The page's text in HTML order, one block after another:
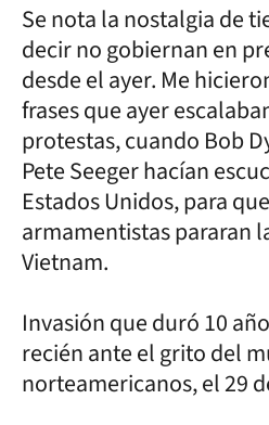
Se nota la nostalgia de
decir no gobiernan en
desde el ayer. Me
frases que ayer
protestas, cuando Bob
Pete Seeger hacían
Estados Unidos, para
armamentistas pararan
Vietnam.
Invasión que duró 10
recién ante el grito del
norteamericanos, el 29